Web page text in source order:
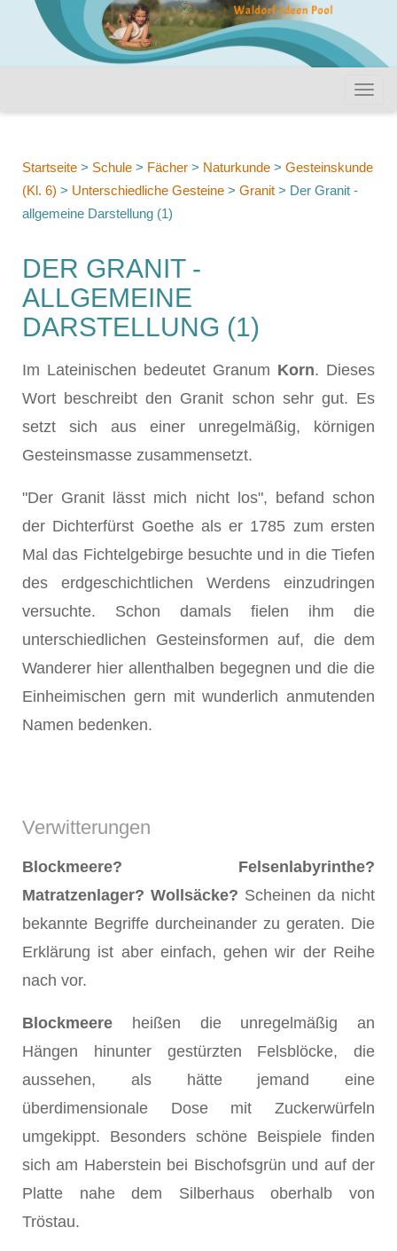
Startseite > Schule > Fächer > Naturkunde > Gesteinskunde
(Kl. 6) > Unterschiedliche Gesteine > Granit > Der Granit -
allgemeine Darstellung (1)
DER GRANIT -
ALLGEMEINE
DARSTELLUNG (1)
Im Lateinischen bedeutet Granum Korn. Dieses
Wort beschreibt den Granit schon sehr gut. Es
setzt sich aus einer unregelmäßig, körnigen
Gesteinsmasse zusammensetzt.
"Der Granit lässt mich nicht los", befand schon
der Dichterfürst Goethe als er 1785 zum ersten
Mal das Fichtelgebirge besuchte und in die Tiefen
des erdgeschichtlichen Werdens einzudringen
versuchte. Schon damals fielen ihm die
unterschiedlichen Gesteinsformen auf, die dem
Wanderer hier allenthalben begegnen und die die
Einheimischen gern mit wunderlich anmutenden
Namen bedenken.
Verwitterungen
Blockmeere? Felsenlabyrinthe?
Matratzenlager? Wollsäcke? Scheinen da nicht
bekannte Begriffe durcheinander zu geraten. Die
Erklärung ist aber einfach, gehen wir der Reihe
nach vor.
Blockmeere heißen die unregelmäßig an
Hängen hinunter gestürzten Felsblöcke, die
aussehen, als hätte jemand eine
überdimensionale Dose mit Zuckerwürfeln
umgekippt. Besonders schöne Beispiele finden
sich am Haberstein bei Bischofsgrün und auf der
Platte nahe dem Silberhaus oberhalb von
Tröstau.